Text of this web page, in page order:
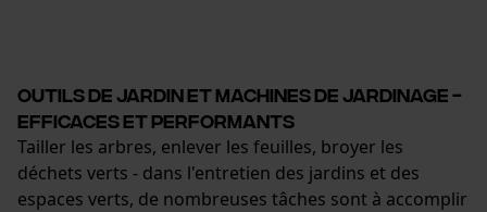
Outils de jardin et machines de jardinage -
efficaces et performants
Tailler les arbres, enlever les feuilles, broyer les
déchets verts - dans l'entretien des jardins et des
espaces verts, de nombreuses tâches sont à accomplir